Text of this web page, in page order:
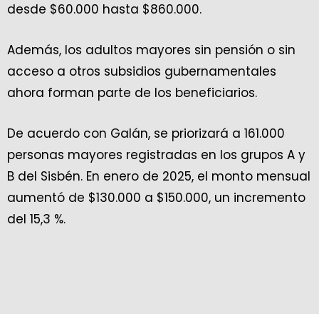
desde $60.000 hasta $860.000.
Además, los adultos mayores sin pensión o sin
acceso a otros subsidios gubernamentales
ahora forman parte de los beneficiarios.
De acuerdo con Galán, se priorizará a 161.000
personas mayores registradas en los grupos A y
B del Sisbén. En enero de 2025, el monto mensual
aumentó de $130.000 a $150.000, un incremento
del 15,3 %.